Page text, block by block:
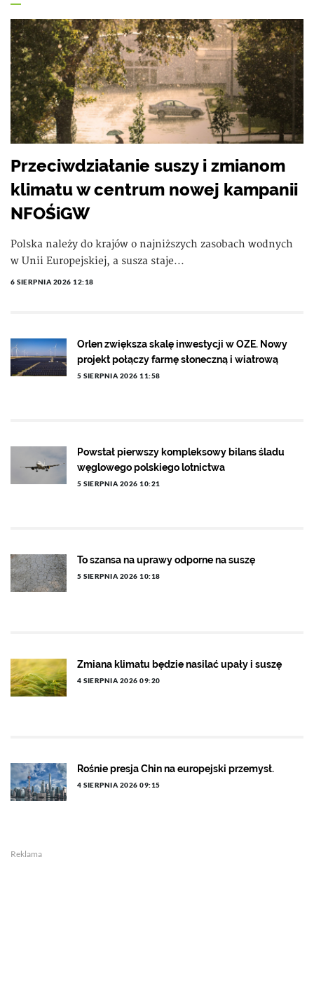
Przeciwdziałanie suszy i zmianom
klimatu w centrum nowej kampanii
NFOŚiGW
Polska należy do krajów o najniższych zasobach wodnych
w Unii Europejskiej, a susza staje...
6 SIERPNIA 2026 12:18
Orlen zwiększa skalę inwestycji w OZE. Nowy
projekt połączy farmę słoneczną i wiatrową
5 SIERPNIA 2026 11:58
Powstał pierwszy kompleksowy bilans śladu
węglowego polskiego lotnictwa
5 SIERPNIA 2026 10:21
To szansa na uprawy odporne na suszę
5 SIERPNIA 2026 10:18
Zmiana klimatu będzie nasilać upały i suszę
4 SIERPNIA 2026 09:20
Rośnie presja Chin na europejski przemysł.
4 SIERPNIA 2026 09:15
Reklama